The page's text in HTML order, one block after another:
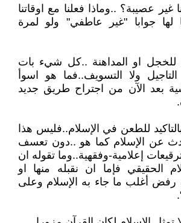
غير عصيبة؟ ..وماذا فعلنا مع اوقاتنا
لها جوابا "غير عاطفي" ولو لمرة
للخجل او المداهنة ..كل شيء بات
ولا التسويف..فما هو اسوأ
بعد الآن من اجتراح طريق جديد
للطعن في الإسلام..فليس هذا
عن الإسلام كما هو ..دون تعسف
إعلامية-وفقهية..وما تقوله ان
الحقيقي فإما ان نقبله منها او
رفض أغلب ما جاء به الإسلام وعلى